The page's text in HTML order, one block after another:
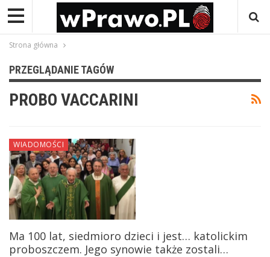
Strona główna
PRZEGLĄDANIE TAGÓW
PROBO VACCARINI
WIADOMOŚCI
Ma 100 lat, siedmioro dzieci i jest… katolickim
proboszczem. Jego synowie także zostali…